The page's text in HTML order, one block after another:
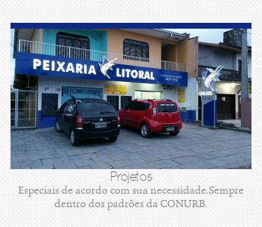
Projetos
Especiais de acordo com sua necessidade.Sempre
dentro dos padrões da CONURB.